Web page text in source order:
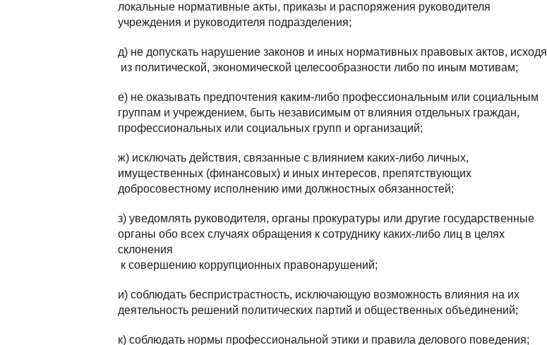
локальные нормативные акты, приказы и распоряжения руководителя
учреждения и руководителя подразделения;
д) не допускать нарушение законов и иных нормативных правовых актов, исходя
из политической, экономической целесообразности либо по иным мотивам;
е) не оказывать предпочтения каким-либо профессиональным или социальным
группам и учреждением, быть независимым от влияния отдельных граждан,
профессиональных или социальных групп и организаций;
ж) исключать действия, связанные с влиянием каких-либо личных,
имущественных (финансовых) и иных интересов, препятствующих
добросовестному исполнению ими должностных обязанностей;
з) уведомлять руководителя, органы прокуратуры или другие государственные
органы обо всех случаях обращения к сотруднику каких-либо лиц в целях
склонения
к совершению коррупционных правонарушений;
и) соблюдать беспристрастность, исключающую возможность влияния на их
деятельность решений политических партий и общественных объединений;
к) соблюдать нормы профессиональной этики и правила делового поведения;